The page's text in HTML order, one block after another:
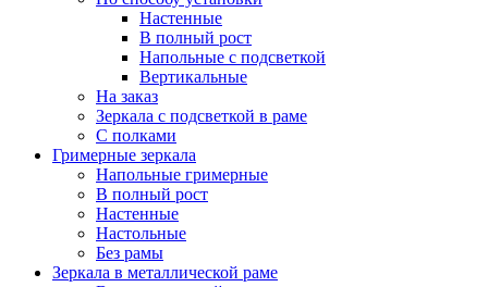
Настенные
В полный рост
Напольные с подсветкой
Вертикальные
На заказ
Зеркала с подсветкой в раме
С полками
Гримерные зеркала
Напольные гримерные
В полный рост
Настенные
Настольные
Без рамы
Зеркала в металлической раме